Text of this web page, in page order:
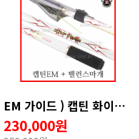
EM 가이드 ) 캡틴 화이트 1호 1.75호 ☆☆무게발란스☆☆ 증정 ！ ！
230,000원